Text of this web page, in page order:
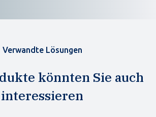
Verwandte Lösungen
könnten Sie auch
interessieren